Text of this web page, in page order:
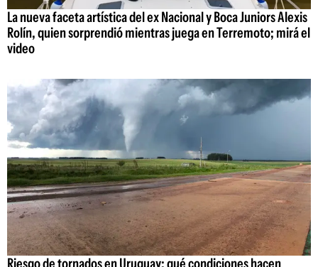
La nueva faceta artística del ex Nacional y Boca Juniors Alexis
Rolín, quien sorprendió mientras juega en Terremoto; mirá el
video
Riesgo de tornados en Uruguay: qué condiciones hacen